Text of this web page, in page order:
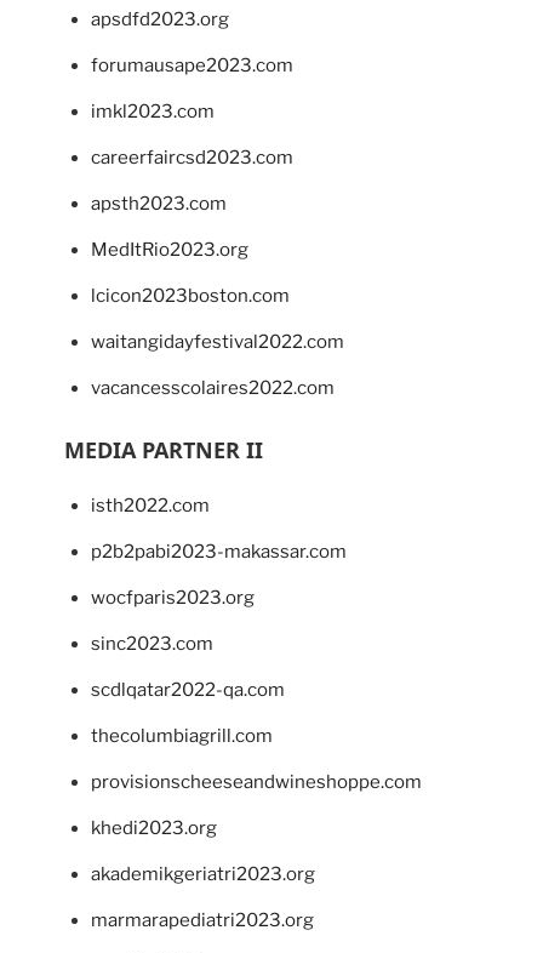
apsdfd2023.org
forumausape2023.com
imkl2023.com
careerfaircsd2023.com
apsth2023.com
MedItRio2023.org
lcicon2023boston.com
waitangidayfestival2022.com
vacancesscolaires2022.com
MEDIA PARTNER II
isth2022.com
p2b2pabi2023-makassar.com
wocfparis2023.org
sinc2023.com
scdlqatar2022-qa.com
thecolumbiagrill.com
provisionscheeseandwineshoppe.com
khedi2023.org
akademikgeriatri2023.org
marmarapediatri2023.org